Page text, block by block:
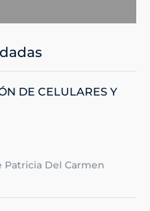
DE CELULARES Y
Patricia Del Carmen